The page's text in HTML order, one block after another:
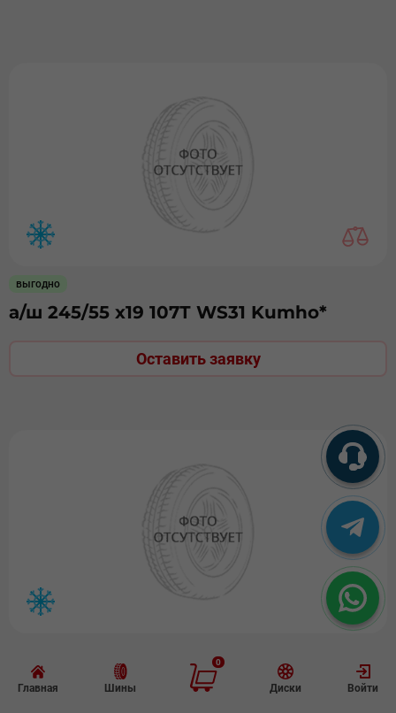
Главная Шины
0
Диски Войти
выгодно
а/ш 245/55 х19 107Т WS31 Kumho*
Оставить заявку
а/ш 265/50 х20 111Т WS31 Kumho*